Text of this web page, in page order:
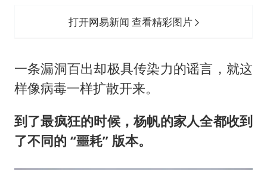
打开网易新闻 查看精彩图片
一条漏洞百出却极具传染力的谣言，就这
样像病毒一样扩散开来。
到了最疯狂的时候，杨帆的家人全都收到
了不同的 “噩耗” 版本。